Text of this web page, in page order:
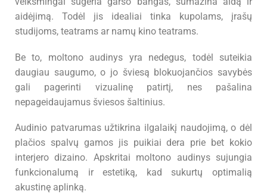
aidėjimą. Todėl jis idealiai tinka kupolams, įrašų
studijoms, teatrams ar namų kino teatrams.
Be to, moltono audinys yra nedegus, todėl suteikia
daugiau saugumo, o jo šviesą blokuojančios savybės
gali pagerinti vizualinę patirtį, nes pašalina
nepageidaujamus šviesos šaltinius.
Audinio patvarumas užtikrina ilgalaikį naudojimą, o dėl
plačios spalvų gamos jis puikiai dera prie bet kokio
interjero dizaino. Apskritai moltono audinys sujungia
funkcionalumą ir estetiką, kad sukurtų optimalią
akustinę aplinką.